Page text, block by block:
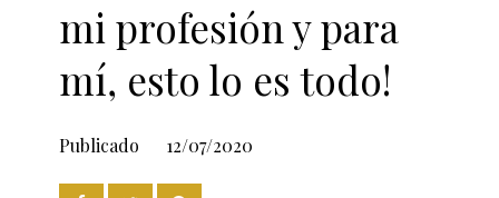
mi profesión y para
mí, esto lo es todo!
Publicado 12/07/2020